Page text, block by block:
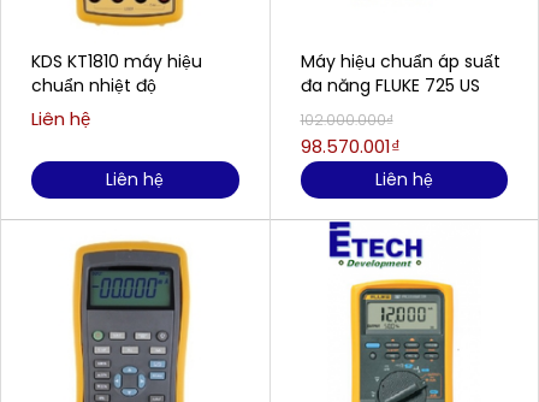
KDS KT1810 máy hiệu
chuẩn nhiệt độ
Liên hệ
Liên hệ
Máy hiệu chuẩn áp suất
đa năng FLUKE 725 US
102.000.000₫
98.570.001₫
Liên hệ